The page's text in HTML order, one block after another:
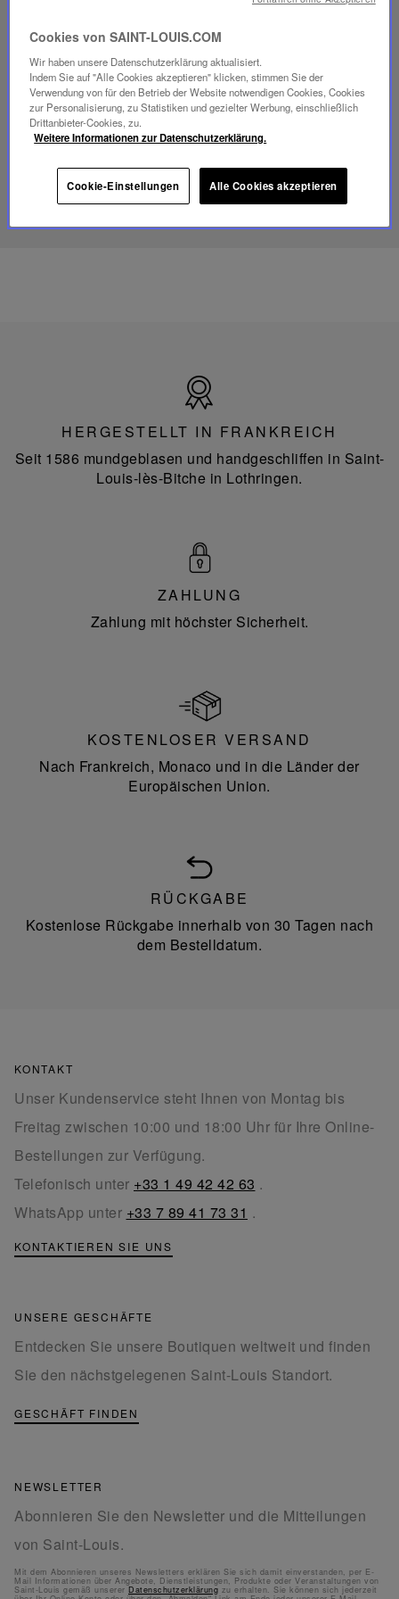
ENTDECKEN SIE UNSER SAVOIR-FAIRE
Video
YouTube-
Video,
Folia
Mini-
Lampe
Frankreich
HERGESTELLT IN FRANKREICH
Seit 1586 mundgeblasen und handgeschliffen in Saint-
Louis-lès-Bitche in Lothringen.
ZAHLUNG
Zahlung mit höchster Sicherheit.
KOSTENLOSER VERSAND
Nach Frankreich, Monaco und in die Länder der
Europäischen Union.
RÜCKGABE
Kostenlose Rückgabe innerhalb von 30 Tagen nach
dem Bestelldatum.
KONTAKT
Unser Kundenservice steht Ihnen von Montag bis
Freitag zwischen 10:00 und 18:00 Uhr für Ihre Online-
Bestellungen zur Verfügung.
Telefonisch unter +33 1 49 42 42 63 .
WhatsApp unter +33 7 89 41 73 31 .
KONTAKTIEREN SIE UNS
UNSERE GESCHÄFTE
Entdecken Sie unsere Boutiquen weltweit und finden
Sie den nächstgelegenen Saint-Louis Standort.
GESCHÄFT FINDEN
NEWSLETTER
Abonnieren Sie den Newsletter und die Mitteilungen
von Saint-Louis.
Mit dem Abonnieren unseres Newsletters erklären Sie sich damit einverstanden, per E-
Mail Informationen über Angebote, Dienstleistungen, Produkte oder Veranstaltungen von
Saint-Louis gemäß unsererDatenschutzerklärung zu erhalten. Sie können sich jederzeit
Cookies von SAINT-LOUIS.COM
Wir haben unsere Datenschutzerklärung aktualisiert.
Indem Sie auf "Alle Cookies akzeptieren" klicken, stimmen Sie der
Verwendung von für den Betrieb der Website notwendigen Cookies, Cookies
zur Personalisierung, zu Statistiken und gezielter Werbung, einschließlich
Drittanbieter-Cookies, zu.
Weitere Informationen zur Datenschutzerklärung.
Cookie-Einstellungen Alle Cookies akzeptieren